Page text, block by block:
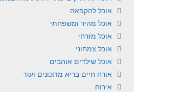
אוכל להקפאה
אוכל מהיר ומשפחתי
אוכל מזרחי
אוכל צמחוני
אוכל שילדים אוהבים
אורח חיים בריא מתכונים ועוד
אירוח